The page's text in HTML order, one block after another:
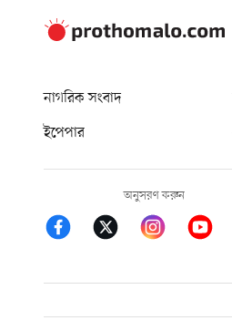
নাগরিক সংবাদ
ইপেপার
অনুসরণ করুন